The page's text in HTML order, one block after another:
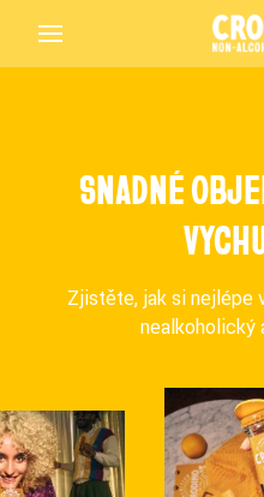
Crodino Rosso
SNADNÉ
Zjistěte, jak si nejlépe
nealkoholický